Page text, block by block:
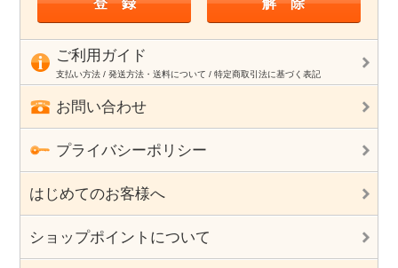
ご利用ガイド
支払い方法 / 発送方法・送料について / 特定商取引法に基づく表記
お問い合わせ
プライバシーポリシー
はじめてのお客様へ
ショップポイントについて